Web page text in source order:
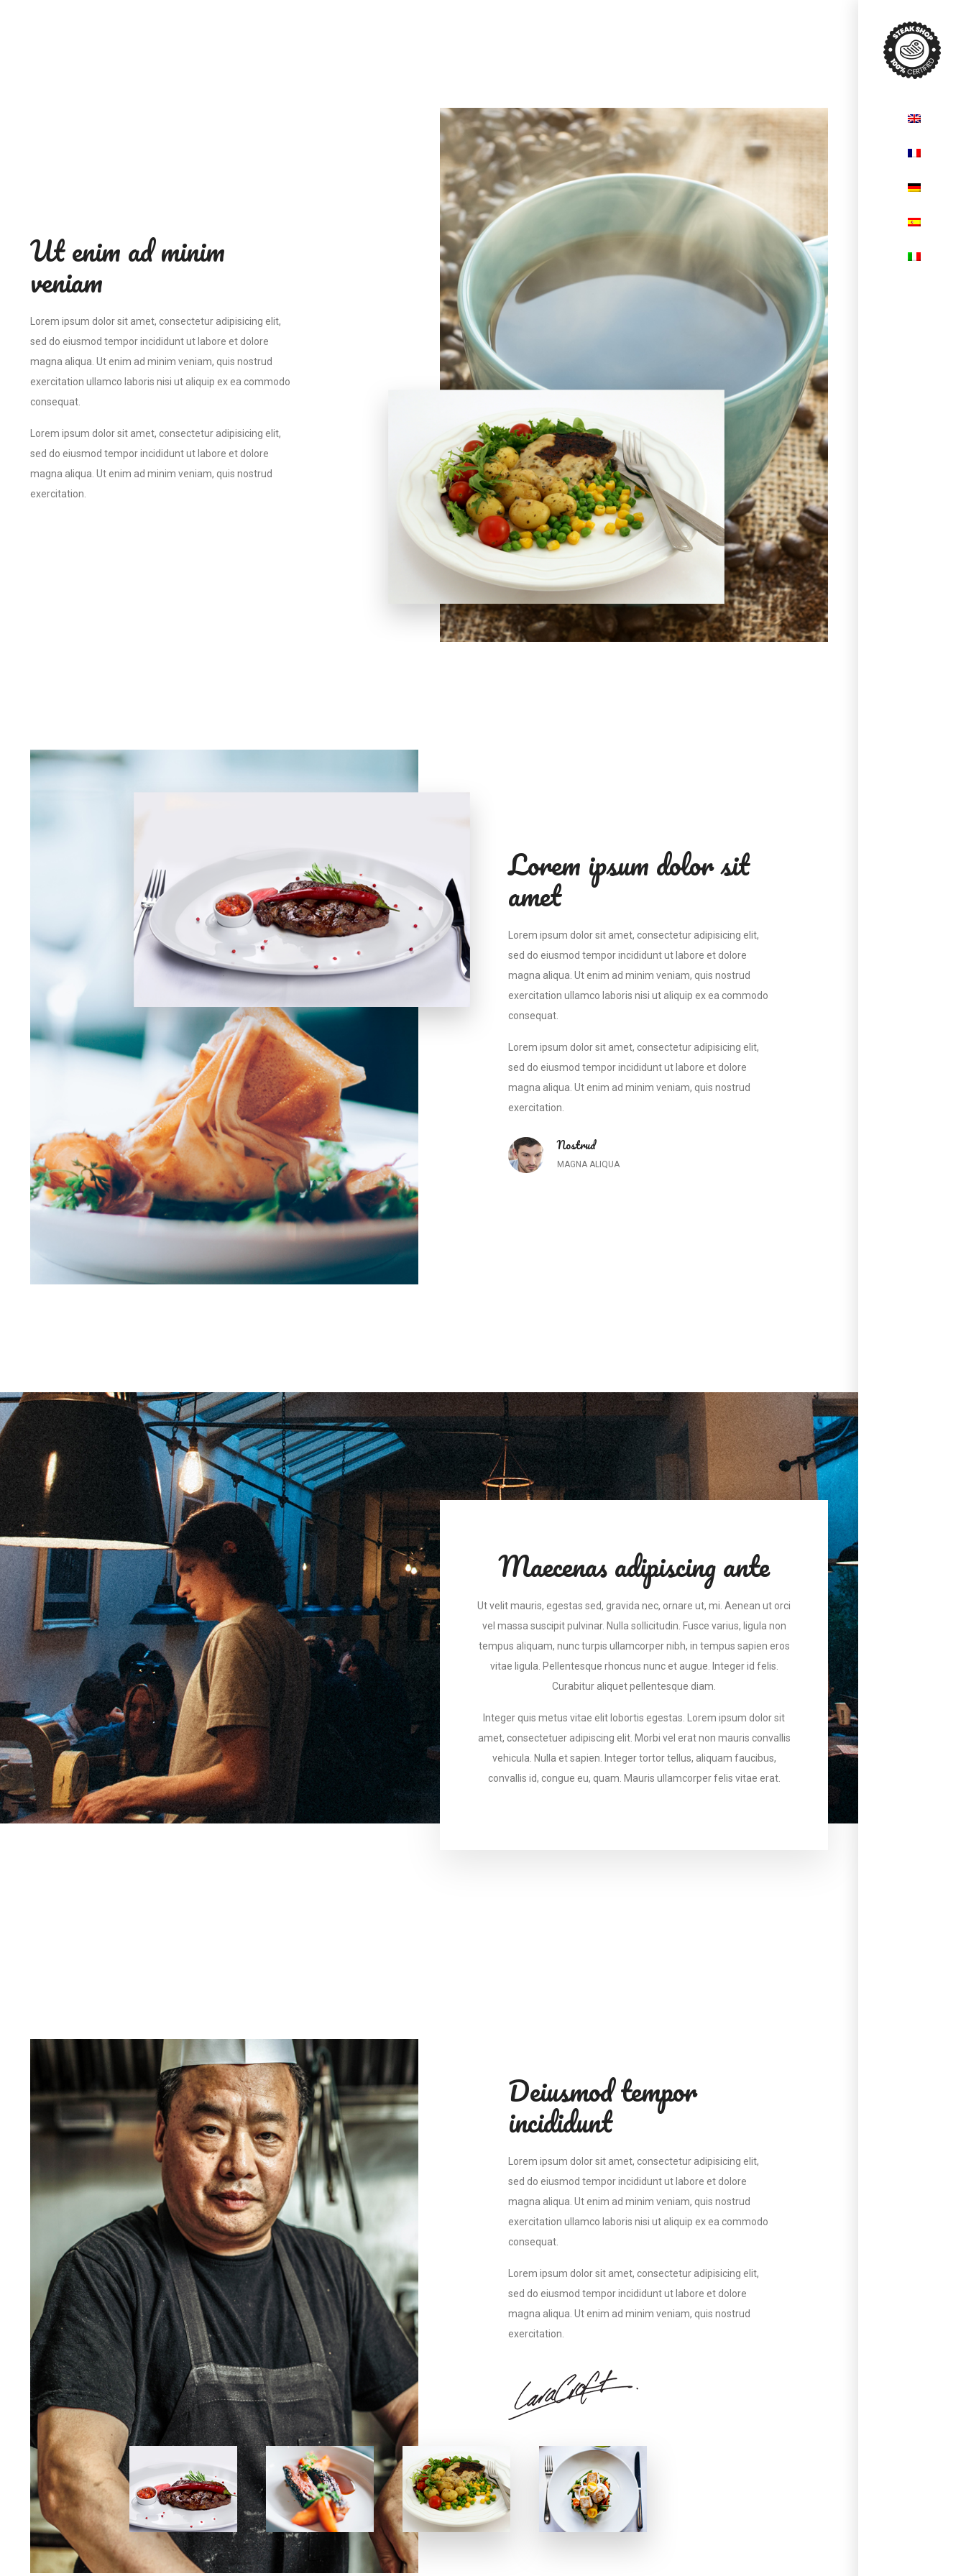
Ut enim ad minim
veniam
Lorem ipsum dolor sit amet, consectetur adipisicing elit,
sed do eiusmod tempor incididunt ut labore et dolore
magna aliqua. Ut enim ad minim veniam, quis nostrud
exercitation ullamco laboris nisi ut aliquip ex ea commodo
consequat.
Lorem ipsum dolor sit amet, consectetur adipisicing elit,
sed do eiusmod tempor incididunt ut labore et dolore
magna aliqua. Ut enim ad minim veniam, quis nostrud
exercitation.
Lorem ipsum dolor sit
amet
Lorem ipsum dolor sit amet, consectetur adipisicing elit,
sed do eiusmod tempor incididunt ut labore et dolore
magna aliqua. Ut enim ad minim veniam, quis nostrud
exercitation ullamco laboris nisi ut aliquip ex ea commodo
consequat.
Lorem ipsum dolor sit amet, consectetur adipisicing elit,
sed do eiusmod tempor incididunt ut labore et dolore
magna aliqua. Ut enim ad minim veniam, quis nostrud
exercitation.
Nostrud
MAGNA ALIQUA
Maecenas adipiscing ante
Ut velit mauris, egestas sed, gravida nec, ornare ut, mi. Aenean ut orci
vel massa suscipit pulvinar. Nulla sollicitudin. Fusce varius, ligula non
tempus aliquam, nunc turpis ullamcorper nibh, in tempus sapien eros
vitae ligula. Pellentesque rhoncus nunc et augue. Integer id felis.
Curabitur aliquet pellentesque diam.
Integer quis metus vitae elit lobortis egestas. Lorem ipsum dolor sit
amet, consectetuer adipiscing elit. Morbi vel erat non mauris convallis
vehicula. Nulla et sapien. Integer tortor tellus, aliquam faucibus,
convallis id, congue eu, quam. Mauris ullamcorper felis vitae erat.
Deiusmod tempor
incididunt
Lorem ipsum dolor sit amet, consectetur adipisicing elit,
sed do eiusmod tempor incididunt ut labore et dolore
magna aliqua. Ut enim ad minim veniam, quis nostrud
exercitation ullamco laboris nisi ut aliquip ex ea commodo
consequat.
Lorem ipsum dolor sit amet, consectetur adipisicing elit,
sed do eiusmod tempor incididunt ut labore et dolore
magna aliqua. Ut enim ad minim veniam, quis nostrud
exercitation.